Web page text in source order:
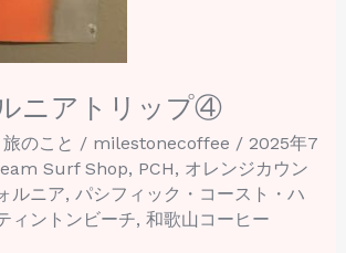
ニアトリップ④
旅のこと / milestonecoffee / 2025年7
Surf Shop, PCH, オレンジカウン
ルニア, パシフィック・コースト・ハ
ィントンビーチ, 和歌山コーヒー